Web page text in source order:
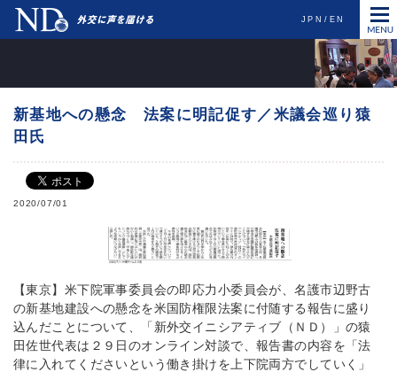
JPN EN
新基地への懸念 法案に明記促す／米議会巡り猿
田氏
2020/07/01
【東京】米下院軍事委員会の即応力小委員会が、名護市辺野古
の新基地建設への懸念を米国防権限法案に付随する報告に盛り
込んだことについて、「新外交イニシアティブ（ＮＤ）」の猿
田佐世代表は２９日のオンライン対談で、報告書の内容を「法
律に入れてくださいという働き掛けを上下院両方でしていく」